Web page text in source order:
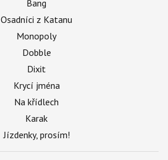
Bang
Osadníci z Katanu
Monopoly
Dobble
Dixit
Krycí jména
Na křídlech
Karak
Jízdenky, prosím!